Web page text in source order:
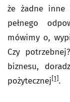
że żadne
pełnego
mówimy o,
Czy
biznesu,
pożytecznej [1].